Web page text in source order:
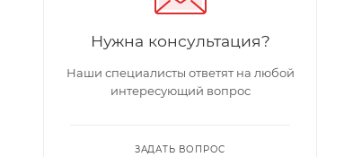
Нужна консультация?
Наши специалисты ответят на любой
интересующий вопрос
ЗАДАТЬ ВОПРОС